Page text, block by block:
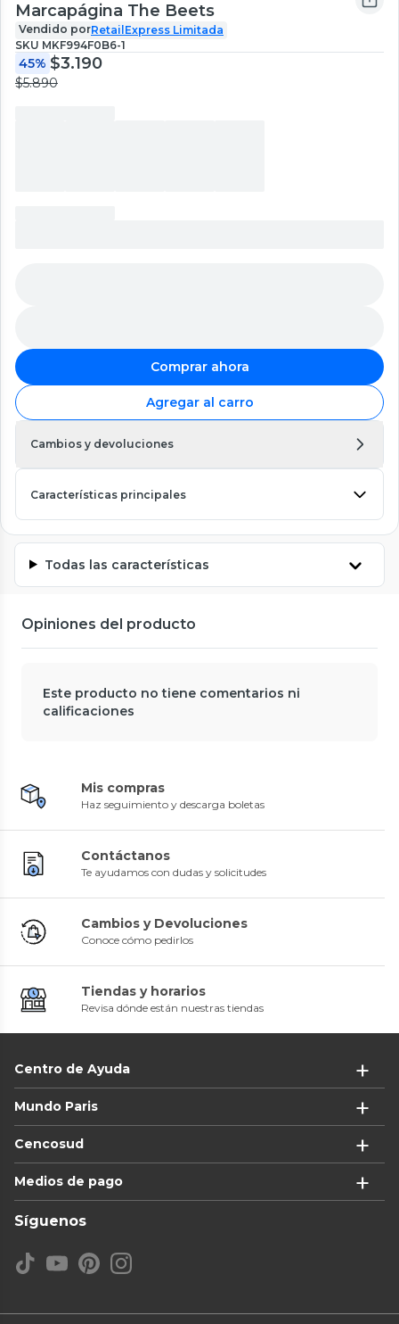
Marcapágina The Beets
Vendido porRetailExpress Limitada
SKU MKF994F0B6-1
45% $3.190
$5.890
Comprar ahora
Agregar al carro
Cambios y devoluciones
Características principales
Todas las características
Opiniones del producto
Este producto no tiene comentarios ni
calificaciones
Mis compras
Haz seguimiento y descarga boletas
Contáctanos
Te ayudamos con dudas y solicitudes
Cambios y Devoluciones
Conoce cómo pedirlos
Tiendas y horarios
Revisa dónde están nuestras tiendas
Centro de Ayuda
Mundo Paris
Cencosud
Medios de pago
Síguenos